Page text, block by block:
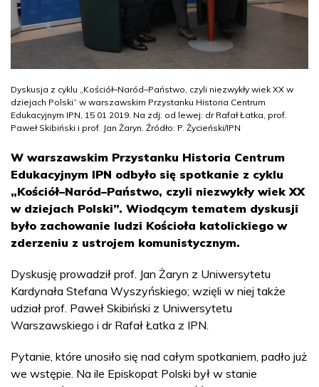
Dyskusja z cyklu „Kościół–Naród–Państwo, czyli niezwykły wiek XX w
dziejach Polski” w warszawskim Przystanku Historia Centrum
Edukacyjnym IPN, 15 01 2019. Na zdj. od lewej: dr Rafał Łatka, prof.
Paweł Skibiński i prof. Jan Żaryn. Źródło: P. Życieński/IPN
W warszawskim Przystanku Historia Centrum
Edukacyjnym IPN odbyło się spotkanie z cyklu
„Kościół–Naród–Państwo, czyli niezwykły wiek XX
w dziejach Polski”. Wiodącym tematem dyskusji
było zachowanie ludzi Kościoła katolickiego w
zderzeniu z ustrojem komunistycznym.
Dyskusję prowadził prof. Jan Żaryn z Uniwersytetu
Kardynała Stefana Wyszyńskiego; wzięli w niej także
udział prof. Paweł Skibiński z Uniwersytetu
Warszawskiego i dr Rafał Łatka z IPN.
Pytanie, które unosiło się nad całym spotkaniem, padło już
we wstępie. Na ile Episkopat Polski był w stanie